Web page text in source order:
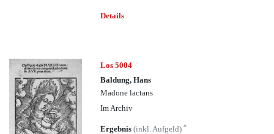
Details
Los 5004
Baldung, Hans
Madone lactans
Im Archiv
Ergebnis(inkl. Aufgeld)*